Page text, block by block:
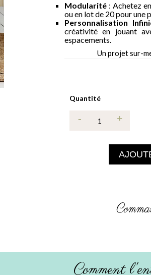
Modularité : Achetez
ou en lot de 20 pour une
Personnalisation
créativité en jouant
espacements.
Un projet sur-
Quantité
Comment